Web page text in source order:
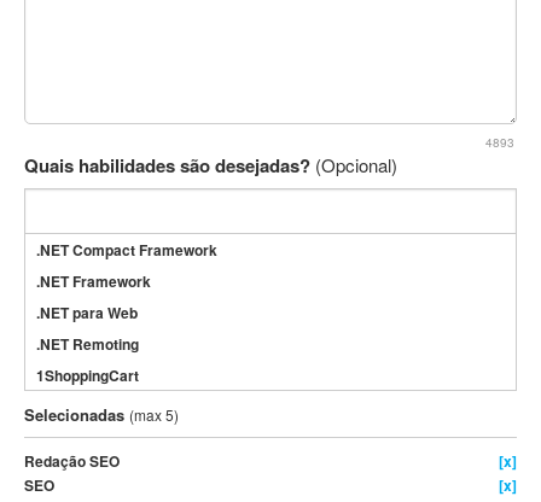
4893
Quais habilidades são desejadas? (Opcional)
.NET Compact Framework
.NET Framework
.NET para Web
.NET Remoting
1ShoppingCart
3DS Max
3GSM
4D Dimension
Selecionadas (max 5)
Redação SEO
[x]
SEO
[x]